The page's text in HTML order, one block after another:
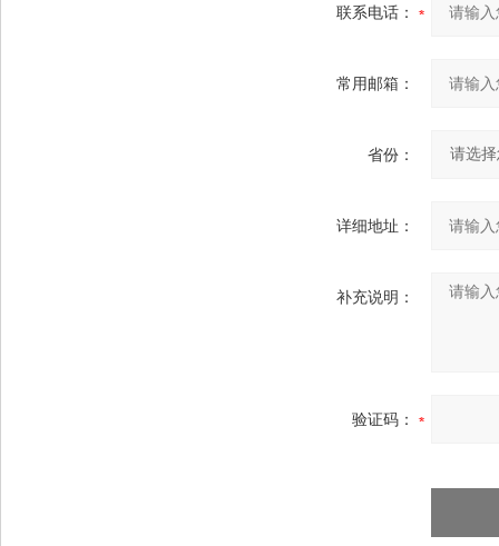
联系电话：
常用邮箱：
省份：
详细地址：
补充说明：
验证码：